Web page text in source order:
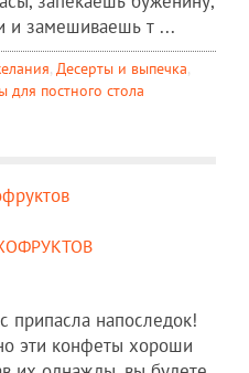
и замешиваешь т ...
, Десерты и выпечка,
для постного стола
припасла напоследок!
эти конфеты хороши